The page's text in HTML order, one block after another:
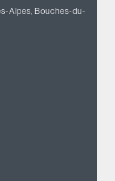
Alpes, Bouches-du-